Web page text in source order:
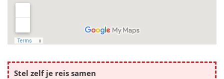
Stel zelf je reis samen